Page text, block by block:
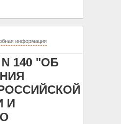
информация
140 "ОБ
И